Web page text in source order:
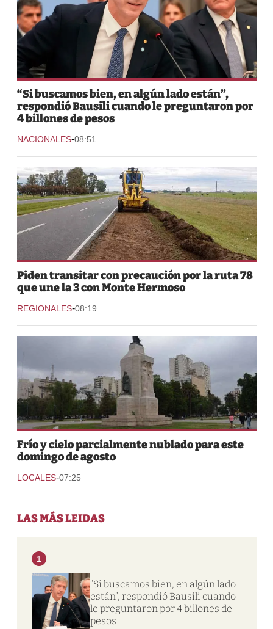
“Si buscamos bien, en algún lado están”,
respondió Bausili cuando le preguntaron por
4 billones de pesos
NACIONALES-08:51
Piden transitar con precaución por la ruta 78
que une la 3 con Monte Hermoso
REGIONALES-08:19
Frío y cielo parcialmente nublado para este
domingo de agosto
LOCALES-07:25
LAS MÁS LEIDAS
1
“Si buscamos bien, en algún lado
están”, respondió Bausili cuando
le preguntaron por 4 billones de
pesos